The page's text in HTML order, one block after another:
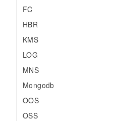
FC
HBR
KMS
LOG
MNS
Mongodb
OOS
OSS